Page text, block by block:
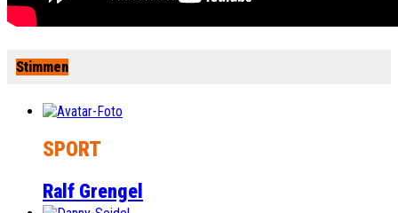
Stimmen
SPORT
Ralf Grengel